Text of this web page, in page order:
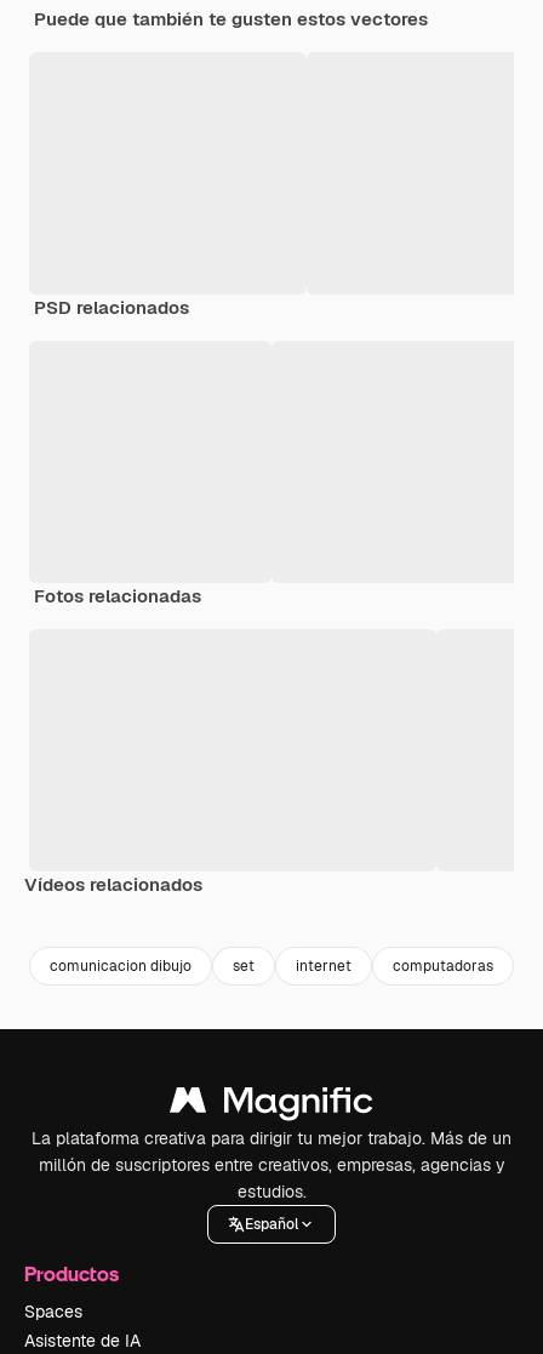
Puede que también te gusten estos vectores
PSD relacionados
Fotos relacionadas
Vídeos relacionados
comunicacion dibujo set internet computadoras
La plataforma creativa para dirigir tu mejor trabajo. Más de un
millón de suscriptores entre creativos, empresas, agencias y
estudios.
Español
Productos
Spaces
Asistente de IA